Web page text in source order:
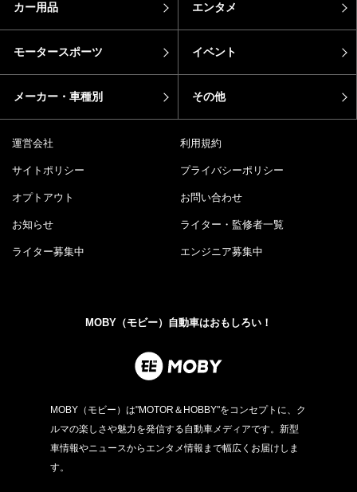
カー用品 エンタメ
モータースポーツ イベント
メーカー・車種別 その他
運営会社 利用規約
サイトポリシー プライバシーポリシー
オプトアウト お問い合わせ
お知らせ ライター・監修者一覧
ライター募集中 エンジニア募集中
MOBY（モビー）自動車はおもしろい！
MOBY（モビー）は"MOTOR＆HOBBY"をコンセプトに、ク
ルマの楽しさや魅力を発信する自動車メディアです。新型
車情報やニュースからエンタメ情報まで幅広くお届けしま
す。